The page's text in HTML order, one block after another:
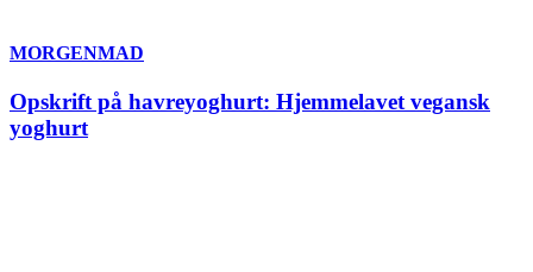
MORGENMAD
Opskrift på havreyoghurt: Hjemmelavet vegansk
yoghurt